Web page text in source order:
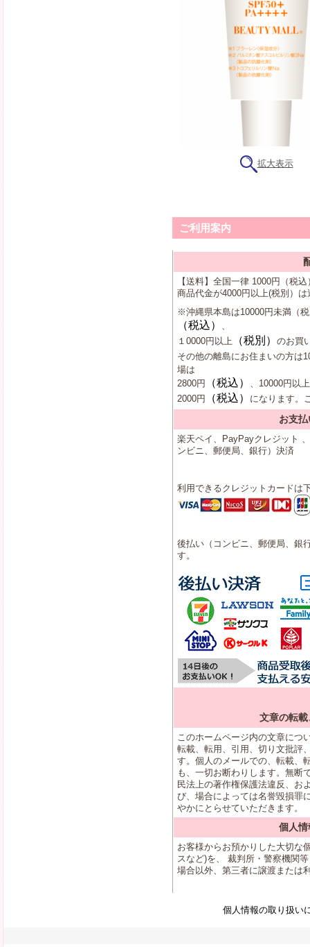
拡大表示
ご利用案内
【送料】全国一律 1000円（税
商品代金が4000円以上(税別）
※沖縄県本島は10000円未満（
（税込）
、
１0000円以上 （税別） のお買
その他の離島にお住まいの方は
場は
2800円
（税込）
、10000円以上
2000円
（税込） になります。
お支
楽天ペイ、PayPayクレジット 、
ンビニ、郵便局、銀行）決済
利用できるクレジットカードは
後払い（コンビニ、郵便局、銀
す。
文章の転
このホームページ内の文章につ
転載、転用、引用、切り文批評
す。個人のメールでの、転載、
も、一切お断わりします。無断
民法上の著作権保護法違反、お
び、場合によっては名誉毀損罪
やかにとらせていただきます。
個人
お客様からお預かりした大切な
スなど)を、 裁判所・警察機関
場合以外、第三者に譲渡または
個人情報の取り扱い